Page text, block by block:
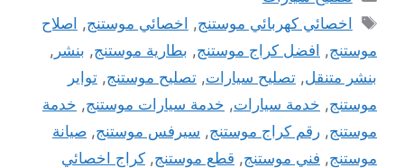
الوسوم
اخصائي كهربائي موستنج, اخصائي موستنج, اصلاح
موستنج, افضل كراج موستنج, بطارية موستنج, بنشر ,
بنشر متنقل, تصليح سيارات, تصليح موستنج, تواير
موستنج, خدمة سيارات, خدمة سيارات موستنج, خدمة
موستنج, رقم كراج موستنج, سيرفس موستنج, صيانة
موستنج, فني موستنج, قطع موستنج, كراج اخصائي